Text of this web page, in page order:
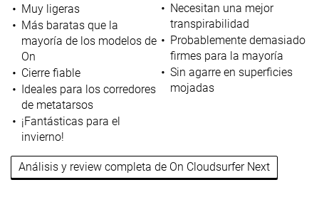
Muy ligeras
Más baratas que la
mayoría de los modelos de
On
Cierre fiable
Ideales para los corredores
de metatarsos
¡Fantásticas para el
invierno!
Necesitan una mejor
transpirabilidad
Probablemente demasiado
firmes para la mayoría
Sin agarre en superficies
mojadas
Análisis y review completa de On Cloudsurfer Next